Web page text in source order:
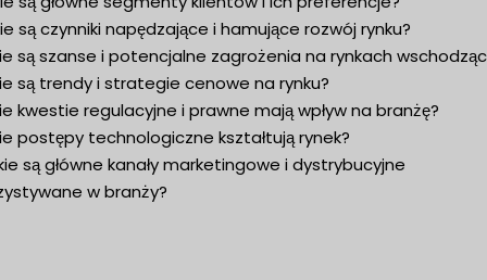
są czynniki napędzające i hamujące rozwój rynku?
są szanse i potencjalne zagrożenia na rynkach
są trendy i strategie cenowe na rynku?
kwestie regulacyjne i prawne mają wpływ na branżę?
postępy technologiczne kształtują rynek?
są główne kanały marketingowe i dystrybucyjne
w branży?